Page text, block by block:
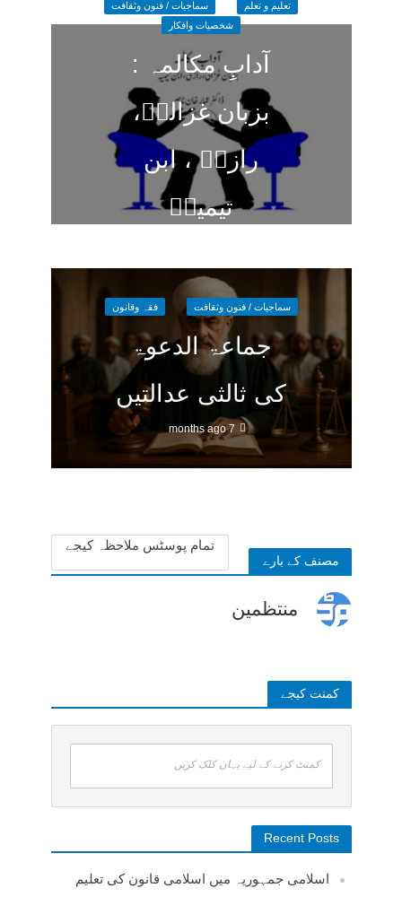
تعلیم و تعلم
سماجیات / فنون وثقافت
شخصیات وافکار
آدابِ مکالمہ :
بزبان غزالیؒ،
رازیؒ ، ابن
تیمیہؒ
سماجیات / فنون وثقافت فقہ وقانون
جماعۃ الدعوۃ
کی ثالثی عدالتیں
7 months ago
مصنف کے بارے
تمام پوسٹس ملاحظہ کیجے
منتظمین
کمنت کیجے
کمنٹ کرنے کے لیے یہاں کلک کریں
Recent Posts
اسلامی جمہوریہ میں اسلامی قانون کی تعلیم